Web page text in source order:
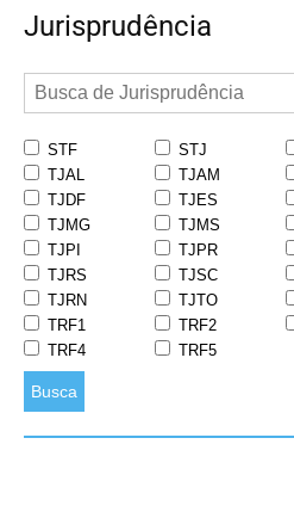
Jurisprudência
STF STJ
TJAL
TJAM
TJDF
TJES
TJMG
TJMS
TJPI
TJPR
TJRS
TJSC
TJRN
TJTO
TRF1
TRF2
TRF4
TRF5
Busca